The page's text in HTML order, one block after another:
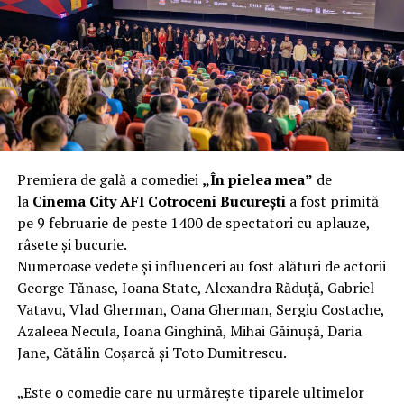
încât nu a mai putut fi pliat. Proprietarul l-a aruncat la
fier vechi a doua zi. Asta ca să fie clar de la început: nu
vorbim despre preferințe estetice, ci despre
funcționalitate reală.
Aluminiul, pe scurt: ușor,
rezistent la coroziune, dar cu
nuanțe
Aluminiul e materialul care apare primul în conversație
când cineva caută un pavilion ușor. Și pe bună dreptate.
Densitatea aluminiului e de aproximativ 2,7 g/cm³, față
de circa 7,8 g/cm³ pentru oțel. Practic, la un volum
identic, aluminiul cântărește cam o treime din greutatea
oțelului. Pentru oricine transportă, montează și
demontează frecvent o structură, diferența asta se
simte enorm.
Premiera de gală a comediei „În pielea mea” de
la Cinema City AFI Cotroceni Bucureștia fost primită
pe 9 februarie de peste 1400 de spectatori cu aplauze,
râsete și bucurie.
Numeroase vedete și influenceri au fost alături de actorii
George Tănase, Ioana State, Alexandra Răduță, Gabriel
Vatavu, Vlad Gherman, Oana Gherman, Sergiu Costache,
Azaleea Necula, Ioana Ginghină, Mihai Găinușă, Daria
Jane, Cătălin Coșarcă și Toto Dumitrescu.
„Este o comedie care nu urmărește tiparele ultimelor